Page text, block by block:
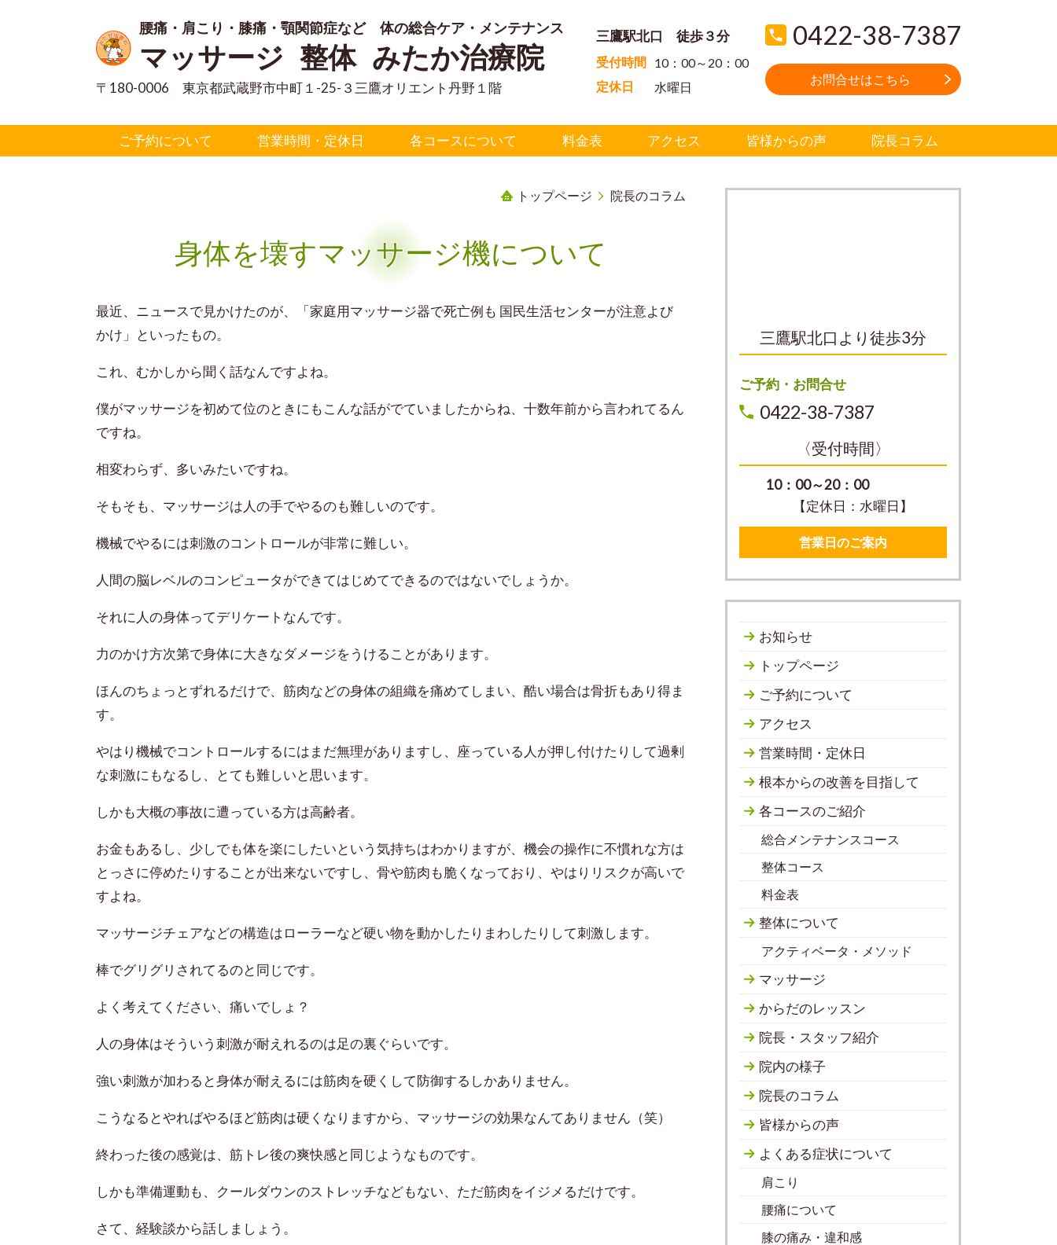
腰痛・肩こり・膝痛・顎関節症など 体の総合ケア・メンテナンス
マッサージ 整体 みたか治療院
〒180-0006 東京都武蔵野市中町１-25-３三鷹オリエント丹野１階
三鷹駅北口 徒歩３分
受付時間 10：00～20：00
定休日
水曜日
0422-38-7387
お問合せはこちら
ご予約について 営業時間・定休日 各コースについて 料金表 アクセス 皆様からの声 院長コラム
トップページ 院長のコラム
身体を壊すマッサージ機について
最近、ニュースで見かけたのが、「家庭用マッサージ器で死亡例も 国民生活センターが注意よび
かけ」
といったもの。
これ、むかしから聞く 話なんですよね。
僕がマッサージを初めて位のときにもこんな話がでていましたからね、十数年前から言われてるん
ですね。
相変わらず、多いみたいですね。
そもそも、マッサージは人の手でやるのも難しいのです。
機械でやるには刺激のコントロールが非常に難しい。
人間の脳レベルのコンピュータができてはじめてできるのではないでしょうか。
それに人の身体ってデリケートなんです。
力のかけ方次第で身体に大きなダメージをうけることがあります。
ほんのちょっとずれるだけで、筋肉などの身体の組織を痛めてしまい、酷い場合は骨折もあり得ま
す。
やはり機械でコントロールするにはまだ無理がありますし、座っている人が押し付けたりして過剰
な刺激にもなるし、とても難しいと思います。
しかも大概の事故に遭っている方は高齢者。
お金もあるし、少しでも体を楽にしたいという気持ちはわかりますが、 機会の操作に不慣れな方は
とっさに停めたりすることが出来ないですし、骨や筋肉も脆くなっており、やはりリスクが高いで
すよね。
マッサージチェアなどの構造はローラーなど硬い物を動かしたりまわしたりして刺激します。
棒でグリグリされてるのと同じです。
よく考えてください、痛いでしょ？
人の身体はそういう刺激が耐えれるのは足の裏ぐらいです。
強い刺激が加わると身体が耐えるには筋肉を硬くして防御するしかありません。
こうなるとやればやるほど筋肉は硬くなりますから、 マッサージの効果なんてありません（笑）
終わった後の感覚は、筋トレ後の爽快感と同じようなものです。
しかも準備運動も、クールダウンのストレッチなどもない、ただ筋肉をイジメるだけです。
さて、経験談から話しましょう。
三鷹駅北口より徒歩3分
ご予約・お問合せ
0422-38-7387
〈受付時間〉
10：00～20：00
【定休日：水曜日】
営業日のご案内
お知らせ
トップページ
ご予約について
アクセス
営業時間・定休日
根本からの改善を目指して
各コースのご紹介
総合メンテナンスコース
整体コース
料金表
整体について
アクティベータ・メソッド
マッサージ
からだのレッスン
院長・スタッフ紹介
院内の様子
院長のコラム
皆様からの声
よくある症状について
肩こり
腰痛について
膝の痛み・違和感